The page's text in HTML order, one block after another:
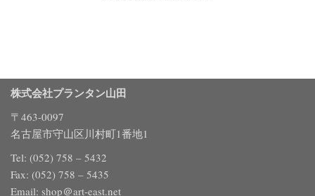
株式会社プランタン山田
〒463-0097
名古屋市守山区川村町1番地1
Tel: (052) 758 – 5432
Fax: (052) 758 – 5435
Email: shop＠art-east.net